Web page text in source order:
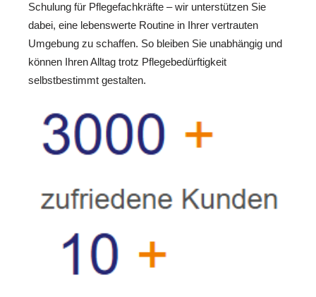
Schulung für Pflegefachkräfte – wir unterstützen Sie
dabei, eine lebenswerte Routine in Ihrer vertrauten
Umgebung zu schaffen. So bleiben Sie unabhängig und
können Ihren Alltag trotz Pflegebedürftigkeit
selbstbestimmt gestalten.